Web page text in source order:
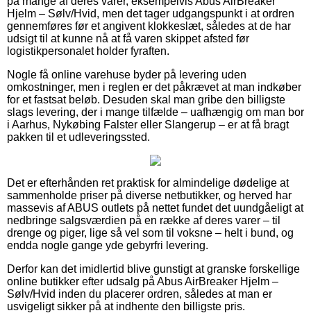
Hjelm – Sølv/Hvid, men det tager udgangspunkt i at ordren
gennemføres før et angivent klokkeslæt, således at de har
udsigt til at kunne nå at få varen skippet afsted før
logistikpersonalet holder fyraften.
Nogle få online varehuse byder på levering uden
omkostninger, men i reglen er det påkrævet at man indkøber
for et fastsat beløb. Desuden skal man gribe den billigste
slags levering, der i mange tilfælde – uafhængig om man bor
i Aarhus, Nykøbing Falster eller Slangerup – er at få bragt
pakken til et udleveringssted.
Det er efterhånden ret praktisk for almindelige dødelige at
sammenholde priser på diverse netbutikker, og herved har
massevis af ABUS outlets på nettet fundet det uundgåeligt at
nedbringe salgsværdien på en række af deres varer – til
drenge og piger, lige så vel som til voksne – helt i bund, og
endda nogle gange yde gebyrfri levering.
Derfor kan det imidlertid blive gunstigt at granske forskellige
online butikker efter udsalg på Abus AirBreaker Hjelm –
Sølv/Hvid inden du placerer ordren, således at man er
usvigeligt sikker på at indhente den billigste pris.